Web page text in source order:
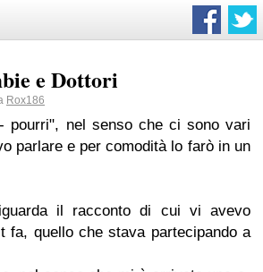
e Dottori
Rox186
pourri", nel senso che ci sono vari
parlare e per comodità lo farò in un
il racconto di cui vi avevo
fa, quello che stava partecipando a